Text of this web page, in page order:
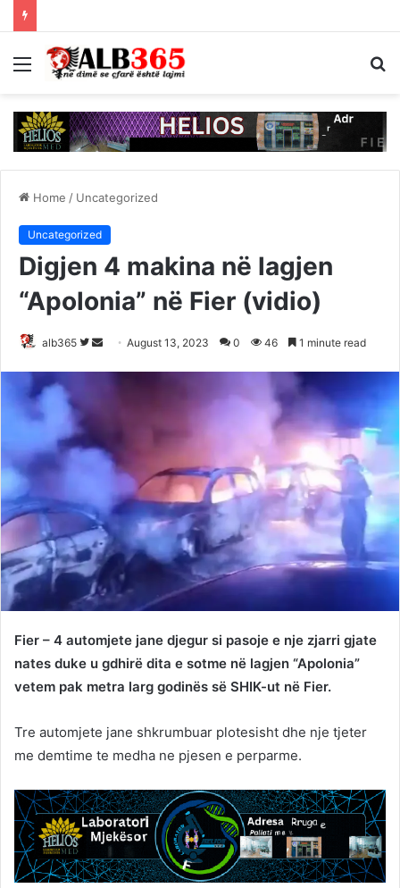
Menu
Home / Uncategorized
Uncategorized
Digjen 4 makina në lagjen
“Apolonia” në Fier (vidio)
alb365
Follow
Send August 13, 2023 0 46 1 minute read
Fier – 4 automjete jane djegur si pasoje e nje zjarri gjate
nates duke u gdhirë dita e sotme në lagjen “Apolonia”
vetem pak metra larg godinës së SHIK-ut në Fier.
Tre automjete jane shkrumbuar plotesisht dhe nje tjeter
me demtime te medha ne pjesen e perparme.